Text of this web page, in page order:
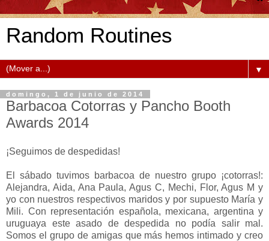
Random Routines
▼
domingo, 1 de junio de 2014
Barbacoa Cotorras y Pancho Booth
Awards 2014
¡Seguimos de despedidas!
El sábado tuvimos barbacoa de nuestro grupo ¡cotorras!:
Alejandra, Aida, Ana Paula, Agus C, Mechi, Flor, Agus M y
yo con nuestros respectivos maridos y por supuesto María y
Mili. Con representación española, mexicana, argentina y
uruguaya este asado de despedida no podía salir mal.
Somos el grupo de amigas que más hemos intimado y creo